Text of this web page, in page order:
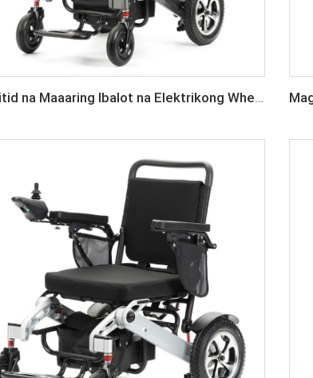
Makitid na Maaaring Ibalot na Elektrikong Wheelchair